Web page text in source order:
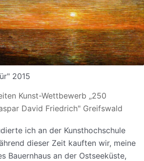
2015
Kunst-Wettbewerb „250
David Friedrich" Greifswald
ich an der Kunsthochschule
dieser Zeit kauften wir, meine
Bauernhaus an der Ostseeküste,